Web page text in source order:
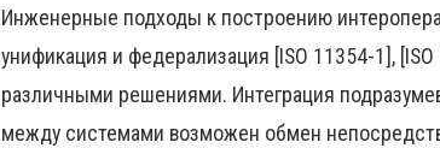
Инженерные подходы к построению
унификация и федерализация [ISO 11354-1],
различными решениями. Интеграция
между системами возможен обмен